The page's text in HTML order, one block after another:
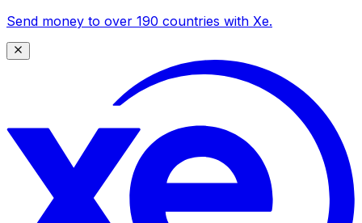
Send money to over 190 countries with Xe.